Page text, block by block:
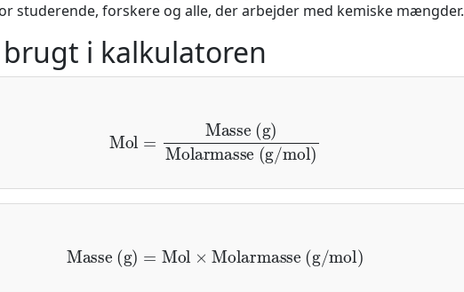
studerende, forskere og alle, der arbejder med kemiske mængder.
i kalkulatoren
Molarmasse (g/mol)
Masse (g)= Mol×Molarmasse (g/mol)